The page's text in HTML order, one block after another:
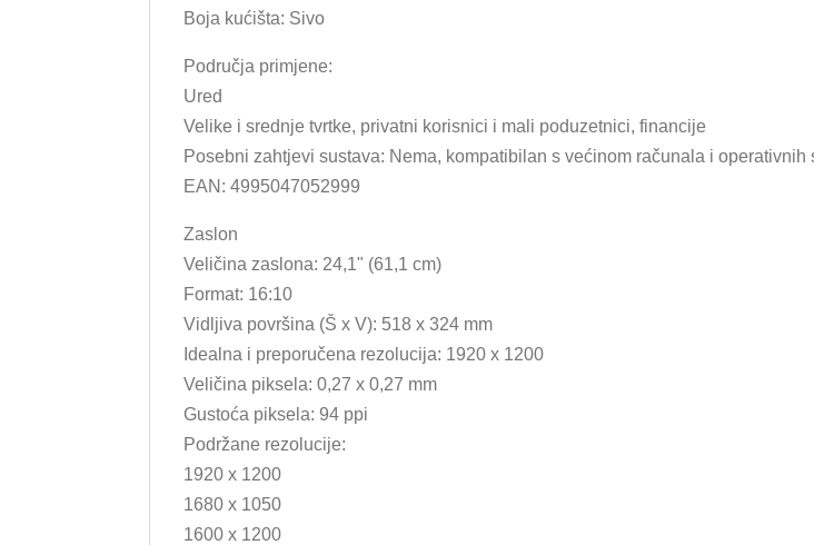
Boja kućišta: Sivo
Područja primjene:
Ured
Velike i srednje tvrtke, privatni korisnici i mali poduzetnici, financije
Posebni zahtjevi sustava: Nema, kompatibilan s većinom računala i
EAN: 4995047052999
Zaslon
Veličina zaslona: 24,1" (61,1 cm)
Format: 16:10
Vidljiva površina (Š x V): 518 x 324 mm
Idealna i preporučena rezolucija: 1920 x 1200
Veličina piksela: 0,27 x 0,27 mm
Gustoća piksela: 94 ppi
Podržane rezolucije:
1920 x 1200
1680 x 1050
1600 x 1200